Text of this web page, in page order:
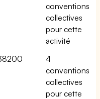
conventions
collectives
pour cette
activité
4
conventions
collectives
pour cette